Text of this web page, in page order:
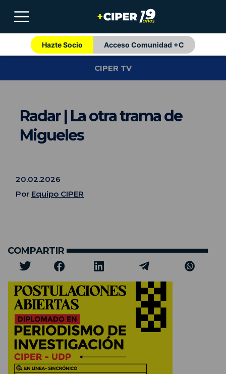
Hazte Socio Acceso Comunidad +C
CIPER TV
Radar | La otra trama de
Migueles
20.02.2026
Por Equipo CIPER
COMPARTIR